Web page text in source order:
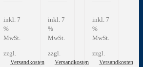
inkl. 7
%
MwSt.
zzgl.
Versandkosten
inkl. 7
%
MwSt.
zzgl.
Versandkosten
inkl. 7
%
MwSt.
zzgl.
Versandkosten